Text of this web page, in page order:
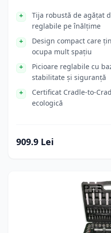
Tija robustă de agățat
reglabile pe înălțime
Design compact care
ocupa mult spațiu
Picioare reglabile cu
stabilitate și siguranță
Certificat Cradle-to-
ecologică
909.9 Lei